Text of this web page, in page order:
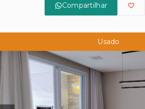
Compartilhar
Usado